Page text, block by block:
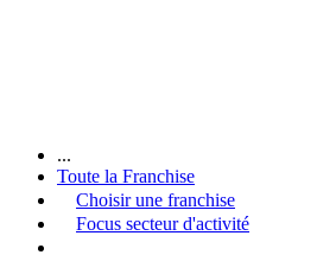
...
Toute la Franchise
Choisir une franchise
Focus secteur d'activité